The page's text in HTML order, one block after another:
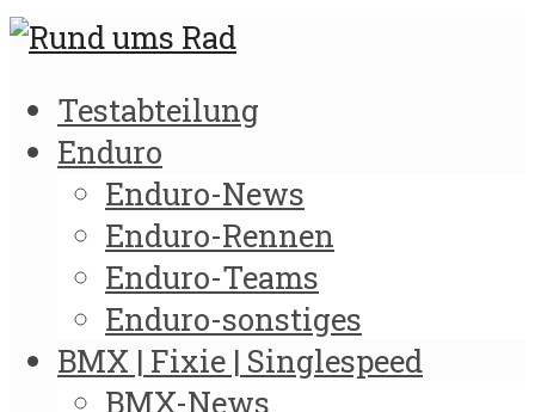
Testabteilung
Enduro
Enduro-News
Enduro-Rennen
Enduro-Teams
Enduro-sonstiges
BMX | Fixie | Singlespeed
BMX-News